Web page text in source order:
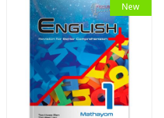
New